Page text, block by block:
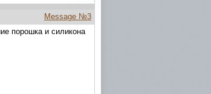
Message №3
порошка и силикона